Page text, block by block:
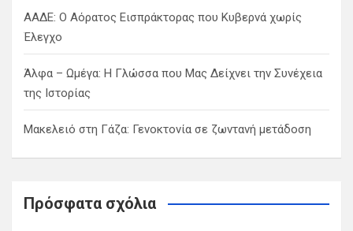
ΑΑΔΕ: Ο Αόρατος Εισπράκτορας που Κυβερνά χωρίς
Έλεγχο
Άλφα – Ωμέγα: Η Γλώσσα που Μας Δείχνει την Συνέχεια
της Ιστορίας
Μακελειό στη Γάζα: Γενοκτονία σε ζωντανή μετάδοση
Πρόσφατα σχόλια